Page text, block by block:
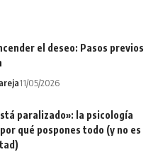
el deseo: Pasos previos
11/05/2026
paralizado»: la psicología
qué pospones todo (y no es